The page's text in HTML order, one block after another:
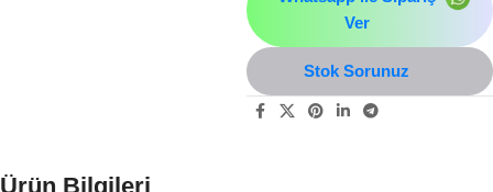
Ver
Stok Sorunuz
Ürün Bilgileri